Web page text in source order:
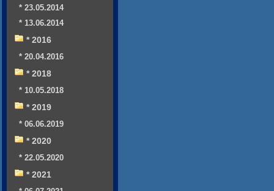
* 23.05.2014
* 13.06.2014
* 2016
* 20.04.2016
* 2018
* 10.05.2018
* 2019
* 06.06.2019
* 2020
* 22.05.2020
* 2021